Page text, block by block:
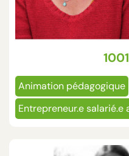
Animation pédagogique
Entrepreneur.e salarié.e